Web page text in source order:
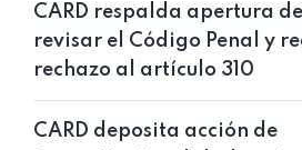
CARD respalda apertura
revisar el Código Penal y
rechazo al artículo 310
CARD deposita acción de